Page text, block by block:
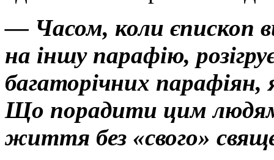
— Часом, коли єпископ
на іншу парафію,
багаторічних
Що порадити цим
життя без «свого»